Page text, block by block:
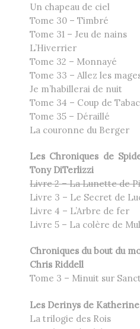
Un chapeau de ciel
Tome 30 – Timbré
Tome 31 – Jeu de nains
L’Hiverrier
Tome 32 – Monnayé
Tome 33 – Allez les
Je m’habillerai de nuit
Tome 34 – Coup de Tabac
Tome 35 – Déraillé
La couronne du Berger
Les Chroniques de
Tony DiTerlizzi
Livre 2 – La Lunette de
Livre 3 – Le Secret de
Livre 4 – L’Arbre de fer
Livre 5 – La colère de
Chroniques du bout du
Chris Riddell
Tome 3 – Minuit sur
Les Derinys de
La trilogie des Rois